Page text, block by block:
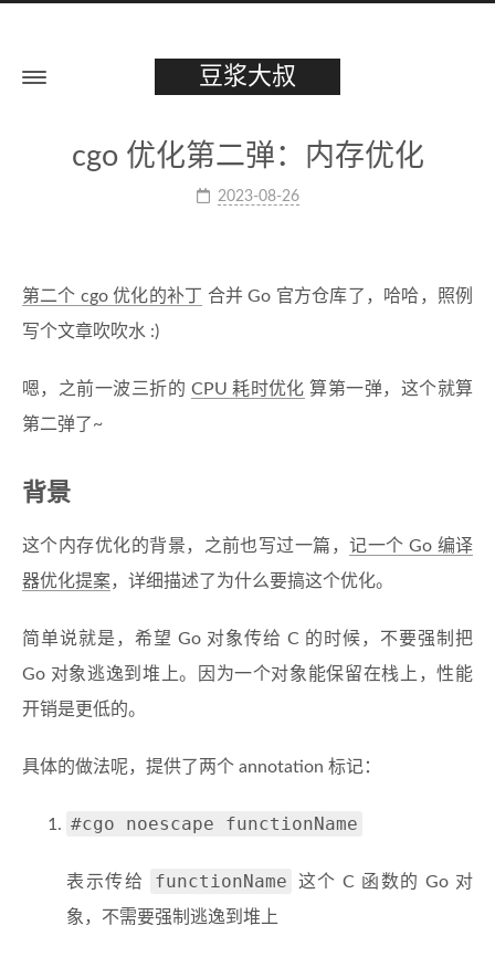
豆浆大叔
cgo 优化第二弹：内存优化
2023-08-26
第二个 cgo 优化的补丁
合并 Go 官方仓库了，哈哈，照例
写个文章吹吹水 :)
嗯，之前一波三折的 CPU 耗时优化 算第一弹，这个就算
第二弹了~
背景
这个内存优化的背景，之前也写过一篇，记一个 Go 编译
器优化提案，详细描述了为什么要搞这个优化。
简单说就是，希望 Go 对象传给 C 的时候，不要强制把
Go 对象逃逸到堆上。因为一个对象能保留在栈上，性能
开销是更低的。
具体的做法呢，提供了两个 annotation 标记：
#cgo noescape functionName
表示传给 functionName
这个 C 函数的 Go 对
象，不需要强制逃逸到堆上